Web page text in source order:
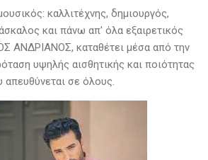
καλλιτέχνης, δημιουργός,
και πάνω απ' όλα εξαιρετικός
ΑΝΔΡΙΑΝΟΣ, καταθέτει μέσα από την
υψηλής αισθητικής και ποιότητας
απευθύνεται σε όλους.